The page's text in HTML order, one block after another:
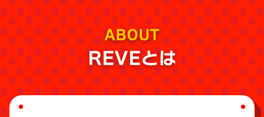
ABOUT
REVEとは